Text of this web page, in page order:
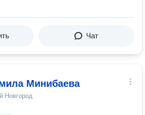
Чат
Минибаева
Новгород